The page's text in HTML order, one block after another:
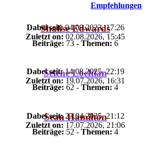
Empfehlungen
Shalise Edwards
Dabei seit:04.09.2023, 17:26
Zuletzt on: 02.08.2026, 15:45
Beiträge: 73 - Themen: 6
Selene Lochlan
Dabei seit:14.08.2025, 22:19
Zuletzt on: 19.07.2026, 16:31
Beiträge: 62 - Themen: 4
Sean Hamilton
Dabei seit:23.04.2025, 21:12
Zuletzt on: 17.07.2026, 21:06
Beiträge: 52 - Themen: 4